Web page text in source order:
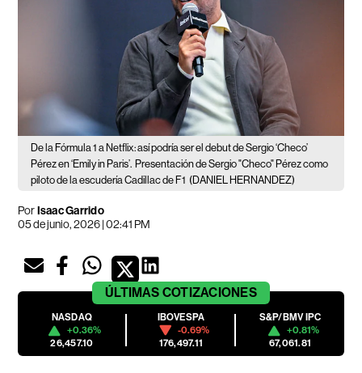
De la Fórmula 1 a Netflix: así podría ser el debut de Sergio ‘Checo’
Pérez en ‘Emily in Paris’. Presentación de Sergio "Checo" Pérez como
piloto de la escudería Cadillac de F1 (DANIEL HERNANDEZ)
PorIsaac Garrido
05 de junio, 2026 | 02:41 PM
ÚLTIMAS COTIZACIONES
NASDAQ
+0.36%
26,457.10
IBOVESPA
-0.69%
176,497.11
S&P/BMV IPC
+0.81%
67,061.81